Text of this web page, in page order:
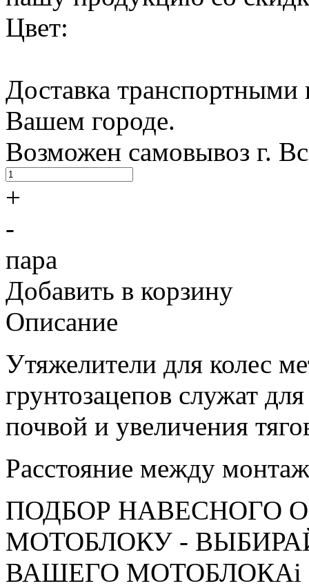
Цвет:
Доставка
Вашем городе.
Возможен самовывоз г.
+
-
пара
Добавить в корзину
Описание
Утяжелители для колес
грунтозацепов служат
почвой и увеличения
Расстояние между
ПОДБОР НАВЕСНОГО
МОТОБЛОКУ -
ВАШЕГО МОТОБЛОКАi